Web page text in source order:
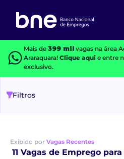
Mais de 399 milvagas na área
Araraquara! Clique aquie entre
exclusivo.
Filtros
Exibido por Vagas Recentes
11 Vagas de Emprego